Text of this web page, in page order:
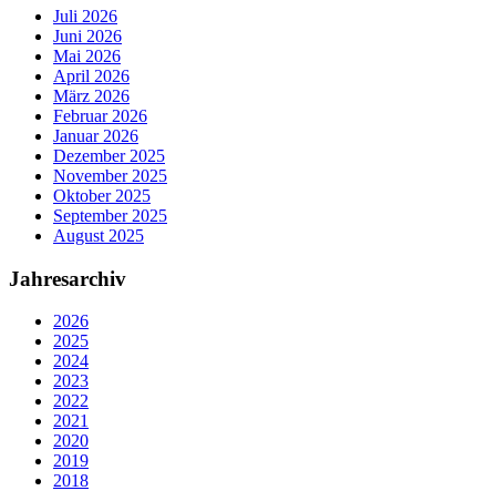
Juli 2026
Juni 2026
Mai 2026
April 2026
März 2026
Februar 2026
Januar 2026
Dezember 2025
November 2025
Oktober 2025
September 2025
August 2025
Jahresarchiv
2026
2025
2024
2023
2022
2021
2020
2019
2018